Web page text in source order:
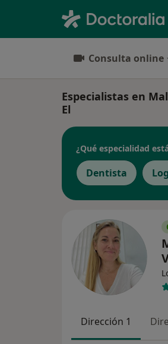
Consulta online
Especialistas en
El
¿Qué especialidad
Dentista
Dirección 1